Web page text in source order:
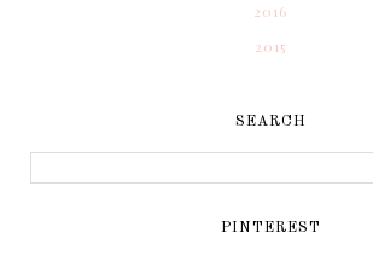
2016
2015
SEARCH
PINTEREST